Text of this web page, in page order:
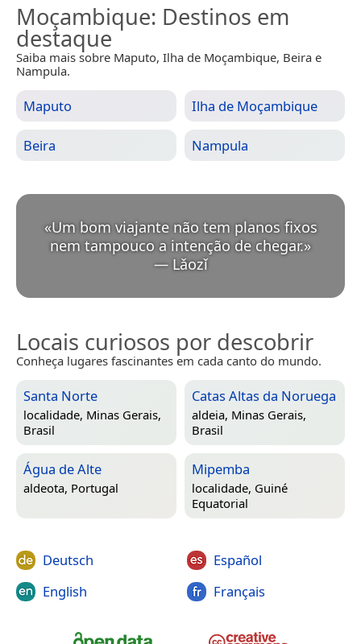
Moçambique: Destinos em
destaque
Saiba mais sobre Maputo, Ilha de Moçambique, Beira e
Nampula.
Maputo Ilha de Moçambique
Beira Nampula
«Um bom viajante não tem planos fixos
nem tampouco a intenção de chegar.
— Lǎozǐ
Locais curiosos por descobrir
Conheça lugares fascinantes em cada canto do mundo.
Santa Norte
localidade, Minas Gerais,
Brasil
Catas Altas da Noruega
aldeia, Minas Gerais,
Brasil
Água de Alte
aldeota, Portugal
Mipemba
localidade, Guiné
Equatorial
Deutsch
English
Español
Français